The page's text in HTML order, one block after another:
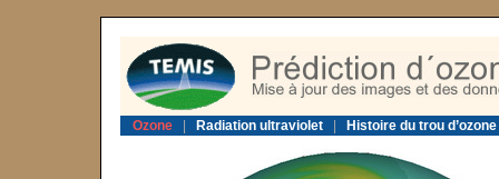
Ozone Radiation ultraviolet Histoire du trou d’ozone